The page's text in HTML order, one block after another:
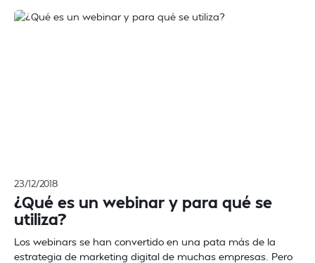
23/12/2018
¿Qué es un webinar y para qué se
utiliza?
Los webinars se han convertido en una pata más de la
estrategia de marketing digital de muchas empresas. Pero